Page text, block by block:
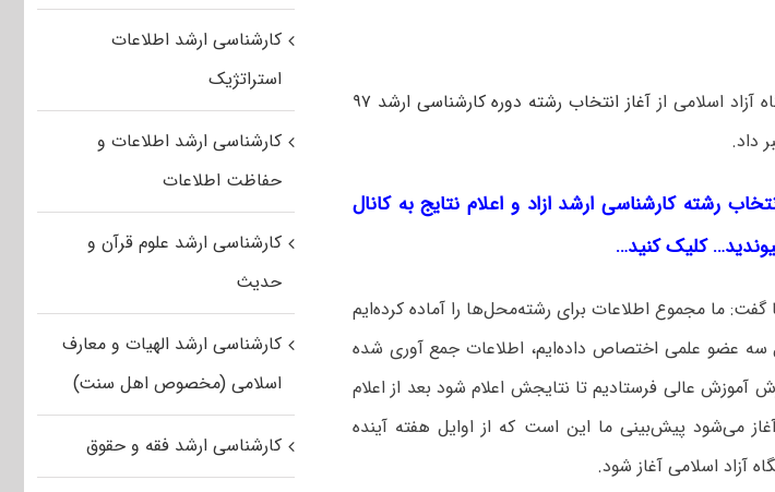
اسلامی از
آغاز انتخاب رشته دوره کارشناسی ارشد ۹۷
داد.
رشته کارشناسی ارشد ازاد و اعلام نتایج به کانال
کلیک کنید…
گفت: ما مجموع اطلاعات برای رشته‌محل‌ها را آماده کرده‌ایم
سه عضو علمی اختصاص داده‌ایم، اطلاعات جمع آوری شده
عالی فرستادیم تا نتایجش اعلام شود بعد از اعلام
می‌شود پیش‌بینی ما این است که از اوایل هفته آینده
آزاد اسلامی آغاز شود.
کارشناسی ارشد اطلاعات
استراتژیک
کارشناسی ارشد اطلاعات و
حفاظت اطلاعات
کارشناسی ارشد علوم قرآن و
حدیث
کارشناسی ارشد الهیات و معارف
اسلامی (مخصوص اهل سنت)
کارشناسی ارشد فقه و حقوق